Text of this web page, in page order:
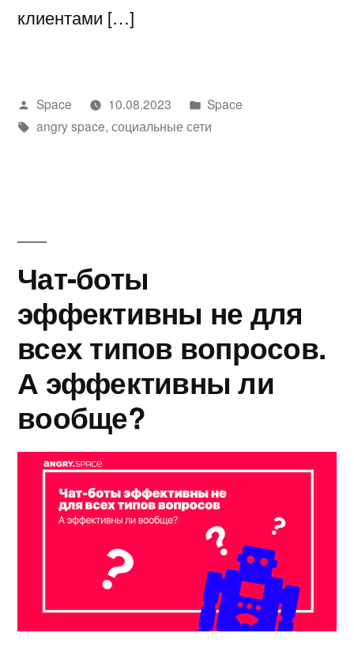
клиентами […]
Написано
автором
Space 10.08.2023
Написано
в
Space
Метки:
angry space, социальные сети
Чат-боты
эффективны не для
всех типов вопросов.
А эффективны ли
вообще?